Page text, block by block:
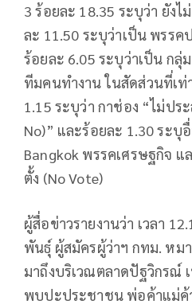
3 ร้อยละ 18.35 ระบุว่า ยัง
ละ 11.50 ระบุว่าเป็น พรร
ร้อยละ 6.05 ระบุว่าเป็น กลุ่
ทีมคนทำงาน ในสัดส่วนที่เ
1.15 ระบุว่า กาช่อง “ไม่ปร
No)” และร้อยละ 1.30 ระ
Bangkok พรรคเศรษฐกิจ แ
ตั้ง (No Vote)
ผู้สื่อข่าวรายงานว่า เวลา
พันธุ์ ผู้สมัครผู้ว่าฯ กทม. หม
มาถึงบริเวณตลาดปัฐวิกรณ์
พบปะประชาชน พ่อค้าแม่ค้